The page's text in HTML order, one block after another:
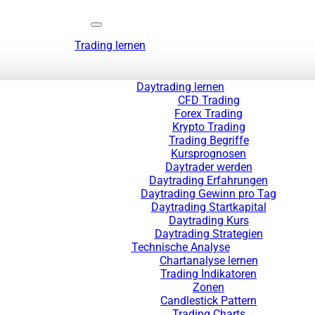
Trading lernen
Daytrading lernen
CFD Trading
Forex Trading
Krypto Trading
Trading Begriffe
Kursprognosen
Daytrader werden
Daytrading Erfahrungen
Daytrading Gewinn pro Tag
Daytrading Startkapital
Daytrading Kurs
Daytrading Strategien
Technische Analyse
Chartanalyse lernen
Trading Indikatoren
Zonen
Candlestick Pattern